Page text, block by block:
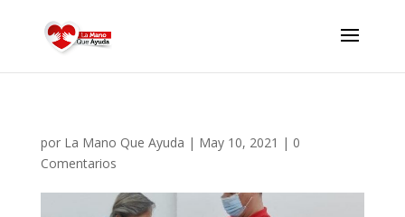
por La Mano Que Ayuda | May 10, 2021 | 0
Comentarios